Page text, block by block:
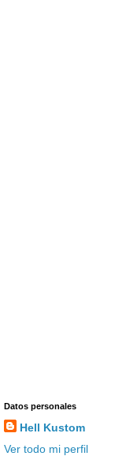
Datos personales
Hell Kustom
Ver todo mi perfil